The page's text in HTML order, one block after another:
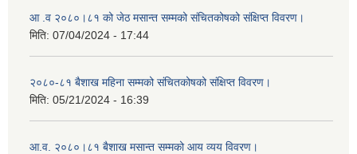
आ .व २०८०।८१ को जेठ मसान्त सम्मको संचितकोषको संक्षिप्त विवरण।
मिति: 07/04/2024 - 17:44
२०८०-८१ बैशाख महिना सम्मको संचितकोषको संक्षिप्त विवरण।
मिति: 05/21/2024 - 16:39
आ.व. २०८०।८१ बैशाख मसान्त सम्मको आय व्यय विवरण।